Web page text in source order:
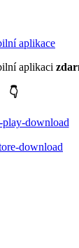
aplikaci
👇